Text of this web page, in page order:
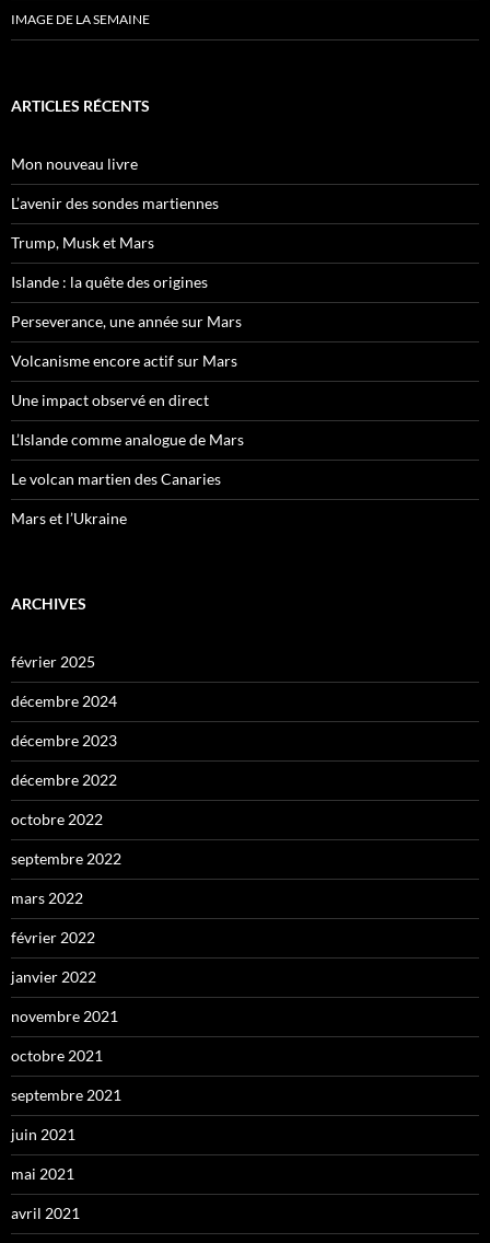
IMAGE DE LA SEMAINE
ARTICLES RÉCENTS
Mon nouveau livre
L’avenir des sondes martiennes
Trump, Musk et Mars
Islande : la quête des origines
Perseverance, une année sur Mars
Volcanisme encore actif sur Mars
Une impact observé en direct
L’Islande comme analogue de Mars
Le volcan martien des Canaries
Mars et l’Ukraine
ARCHIVES
février 2025
décembre 2024
décembre 2023
décembre 2022
octobre 2022
septembre 2022
mars 2022
février 2022
janvier 2022
novembre 2021
octobre 2021
septembre 2021
juin 2021
mai 2021
avril 2021